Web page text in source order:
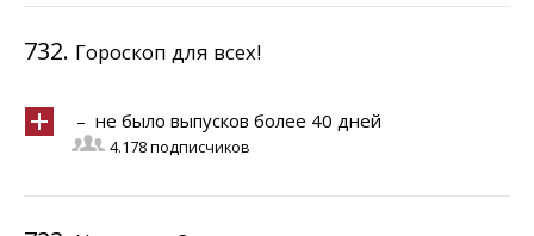
732. Гороскоп для всех!
– не было выпусков более 40 дней
4.178 подписчиков